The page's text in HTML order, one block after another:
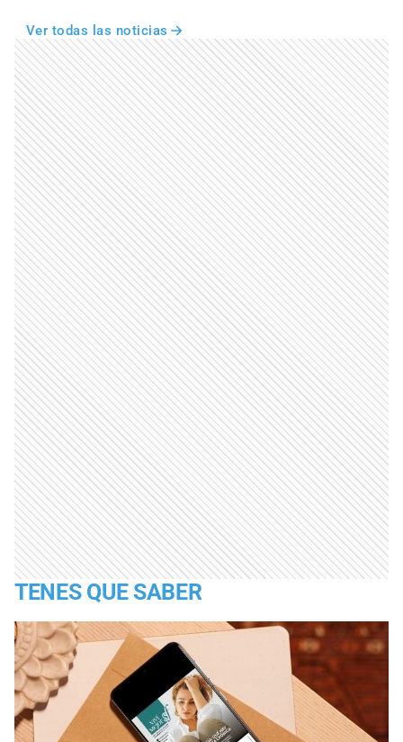
Ver todas las noticias
TENES QUE SABER